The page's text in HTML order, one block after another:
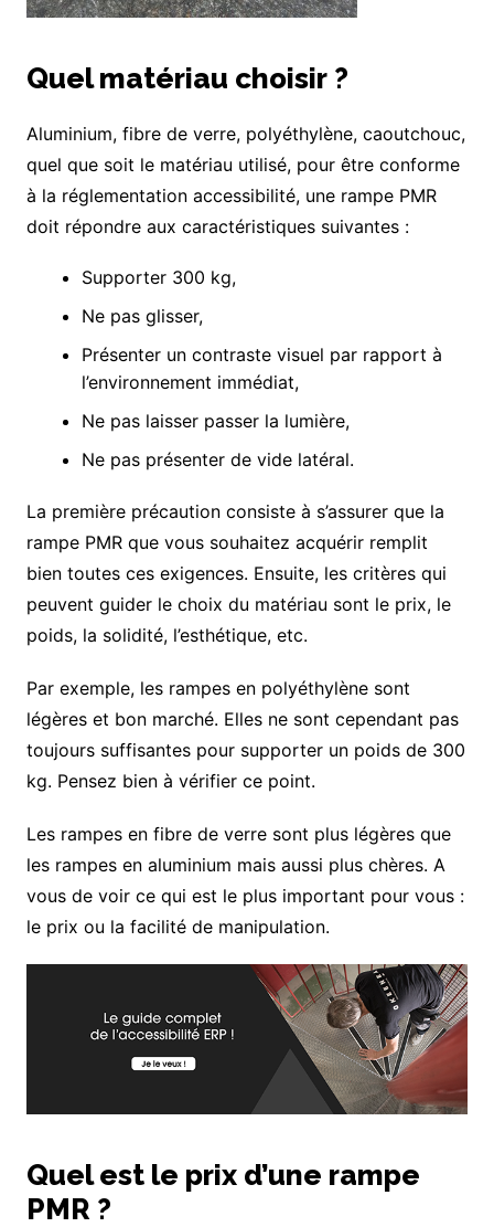
Quel matériau choisir ?
Aluminium, fibre de verre, polyéthylène, caoutchouc,
quel que soit le matériau utilisé, pour être conforme
à la réglementation accessibilité, une rampe PMR
doit répondre aux caractéristiques suivantes :
Supporter 300 kg,
Ne pas glisser,
Présenter un contraste visuel par rapport à
l’environnement immédiat,
Ne pas laisser passer la lumière,
Ne pas présenter de vide latéral.
La première précaution consiste à s’assurer que la
rampe PMR que vous souhaitez acquérir remplit
bien toutes ces exigences. Ensuite, les critères qui
peuvent guider le choix du matériau sont le prix, le
poids, la solidité, l’esthétique, etc.
Par exemple, les rampes en polyéthylène sont
légères et bon marché. Elles ne sont cependant pas
toujours suffisantes pour supporter un poids de 300
kg. Pensez bien à vérifier ce point.
Les rampes en fibre de verre sont plus légères que
les rampes en aluminium mais aussi plus chères. A
vous de voir ce qui est le plus important pour vous :
le prix ou la facilité de manipulation.
Quel est le prix d’une rampe
PMR ?